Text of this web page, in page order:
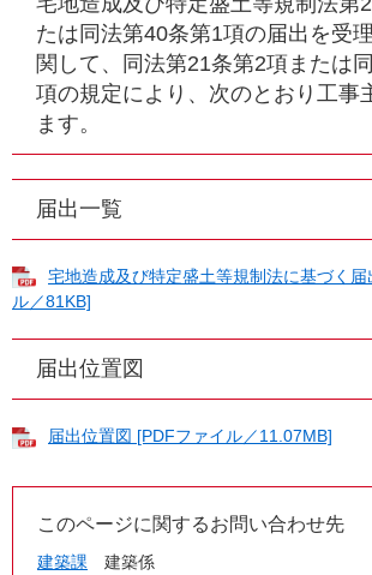
たは同法第40条第1項の届出を受
関して、同法第21条第2項または
項の規定により、次のとおり工事
ます。
届出一覧
宅地造成及び特定盛土等規制法に基づく届
ル／81KB]
届出位置図
届出位置図 [PDFファイル／11.07MB]
このページに関するお問い合わせ先
建築課
建築係